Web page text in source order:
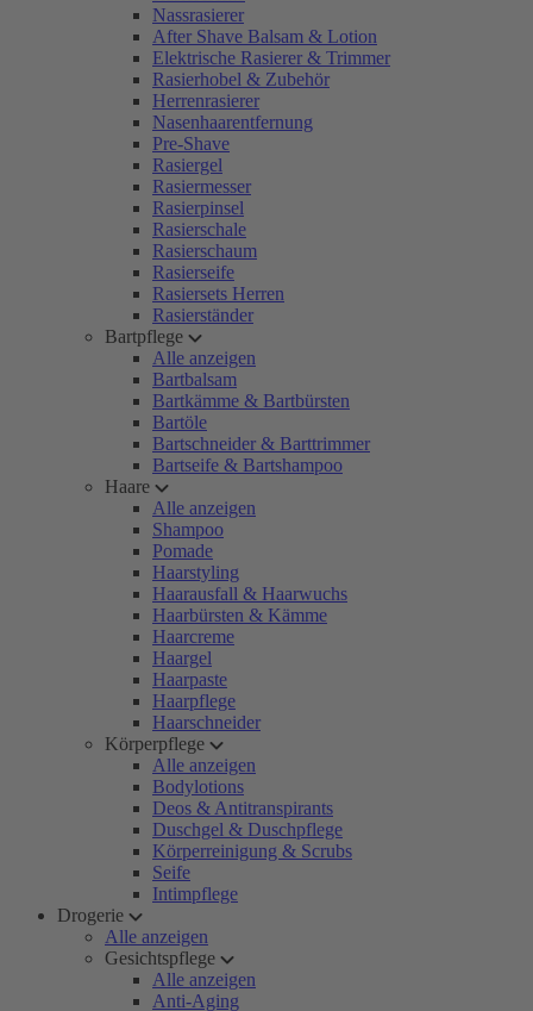
Nassrasierer
After Shave Balsam & Lotion
Elektrische Rasierer & Trimmer
Rasierhobel & Zubehör
Herrenrasierer
Nasenhaarentfernung
Pre-Shave
Rasiergel
Rasiermesser
Rasierpinsel
Rasierschale
Rasierschaum
Rasierseife
Rasiersets Herren
Rasierständer
Bartpflege
Alle anzeigen
Bartbalsam
Bartkämme & Bartbürsten
Bartöle
Bartschneider & Barttrimmer
Bartseife & Bartshampoo
Haare
Alle anzeigen
Shampoo
Pomade
Haarstyling
Haarausfall & Haarwuchs
Haarbürsten & Kämme
Haarcreme
Haargel
Haarpaste
Haarpflege
Haarschneider
Körperpflege
Alle anzeigen
Bodylotions
Deos & Antitranspirants
Duschgel & Duschpflege
Körperreinigung & Scrubs
Seife
Intimpflege
Drogerie
Alle anzeigen
Gesichtspflege
Alle anzeigen
Anti-Aging